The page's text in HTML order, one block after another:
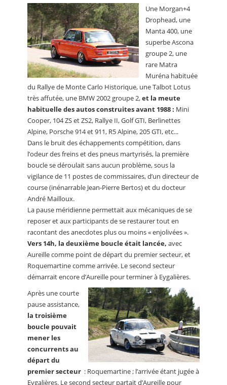
Une Morgan+4
Drophead, une
Manta 400, une
superbe Ascona
groupe 2, une
rare Matra
Muréna habituée
du Rallye de Monte Carlo Historique, une Talbot Lotus
très affutée, une BMW 2002 groupe 2,et la meute
habituelle des autos construites avant 1988 : Mini
Cooper, 104 ZS et ZS2, Rallye II, Golf GTI, Berlinettes
Alpine, Porsche 914 et 911, R5 Alpine, 205 GTI, etc...
Dans le bruit des échappements compétition, dans
l’odeur des freins et des pneus martyrisés, la première
boucle se déroulait sans aucun problème, sous la
vigilance de 11 postes de commissaires, d’un directeur de
course (inénarrable Jean-Pierre Bertos) et du docteur
André Mailloux.
La pause méridienne permettait aux mécaniques de se
reposer et aux participants de se restaurer tout en
racontant des anecdotes plus ou moins « enjolivées ».
Vers 14h, la deuxième boucle était lancée, avec
Aureille comme point de départ du premier secteur, et
Roquemartine comme arrivée. Le second secteur
démarrait encore d’Aureille pour terminer à Eygalières.
Après une courte
pause assistance,
la troisième
boucle pouvait
mener les
concurrents au
départ du
premier secteur : Roquemartine ; l’arrivée étant jugée à
Eygalières. Le second secteur partait d’Aureille pour